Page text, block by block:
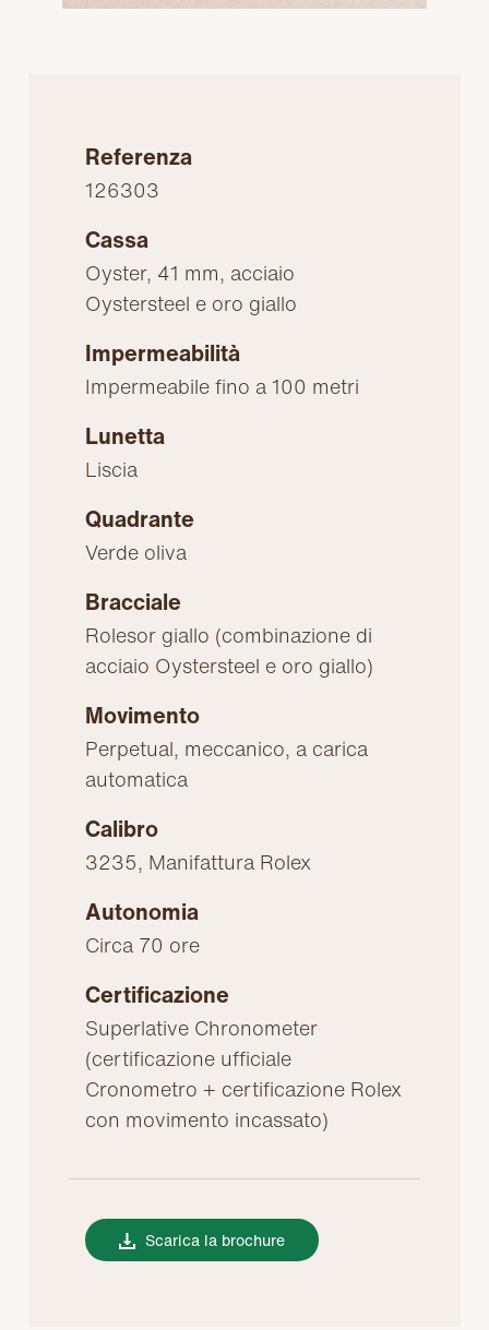
Referenza
126303
Cassa
Oyster, 41 mm, acciaio
Oystersteel e oro giallo
Impermeabilità
Impermeabile fino a 100 metri
Lunetta
Liscia
Quadrante
Verde oliva
Bracciale
Rolesor giallo (combinazione di
acciaio Oystersteel e oro giallo)
Movimento
Perpetual, meccanico, a carica
automatica
Calibro
3235, Manifattura Rolex
Autonomia
Circa 70 ore
Certificazione
Superlative Chronometer
(certificazione ufficiale
Cronometro + certificazione Rolex
con movimento incassato)
Scarica la brochure